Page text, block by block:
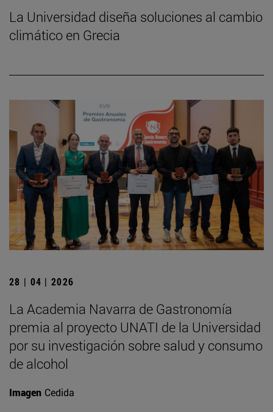
La Universidad diseña soluciones al cambio
climático en Grecia
28 | 04 | 2026
La Academia Navarra de Gastronomía
premia al proyecto UNATI de la Universidad
por su investigación sobre salud y consumo
de alcohol
Imagen Cedida